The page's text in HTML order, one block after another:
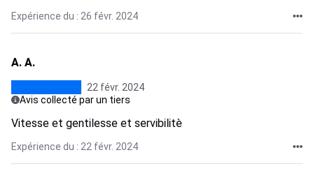
Expérience du : 26 févr. 2024
A. A.
22 févr. 2024
Avis collecté par un tiers
Vitesse et gentilesse et servibilitè
Expérience du : 22 févr. 2024